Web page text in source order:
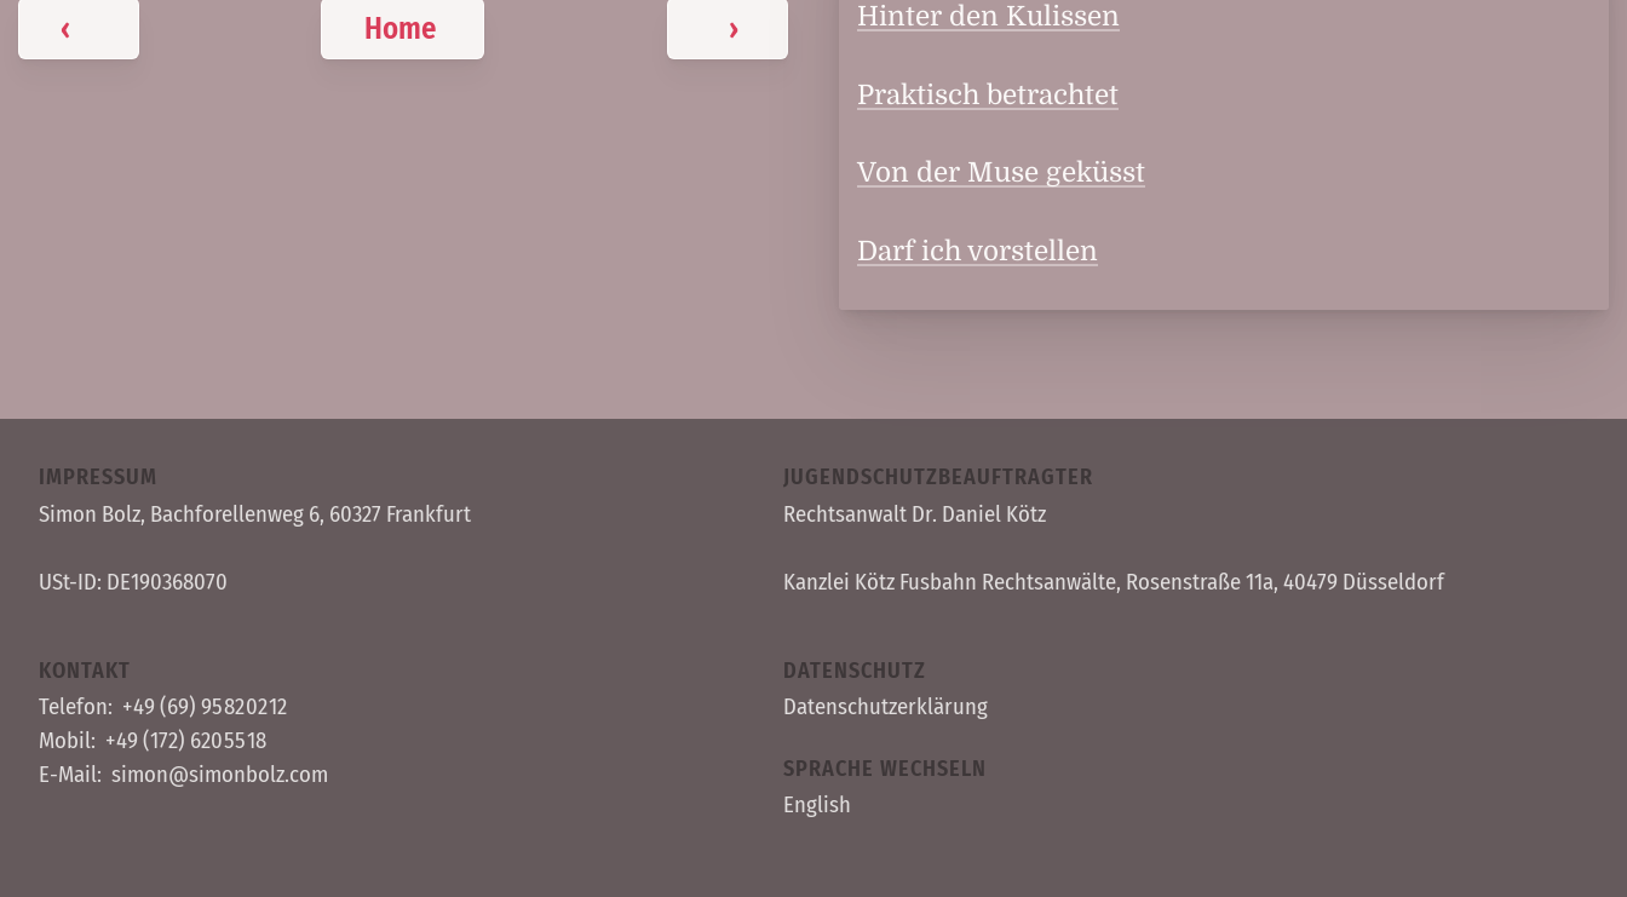
‹ Home › Hinter den Kulissen
Praktisch betrachtet
Von der Muse geküsst
Darf ich vorstellen
IMPRESSUM
Simon Bolz, Bachforellen­weg 6, 60327 Frankfurt
USt-ID: DE190368070
KONTAKT
Telefon: +49 (69) 95 82 02 12
Mobil: +49 (172) 620 55 18
E-Mail:simon@simonbolz.com
JUGENDSCHUTZBEAUFTRAGTER
Rechts­anwalt Dr. Daniel Kötz
Kanzlei Kötz Fusbahn Rechts­anwälte, Rosen­straße 11a, 40479 Düssel­dorf
DATENSCHUTZ
Datenschutzerklärung
SPRACHE WECHSELN
English